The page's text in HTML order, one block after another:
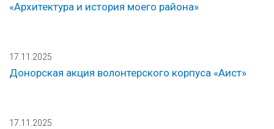
«Архитектура и история моего района»
17.11.2025
Донорская акция волонтерского корпуса «Аист»
17.11.2025